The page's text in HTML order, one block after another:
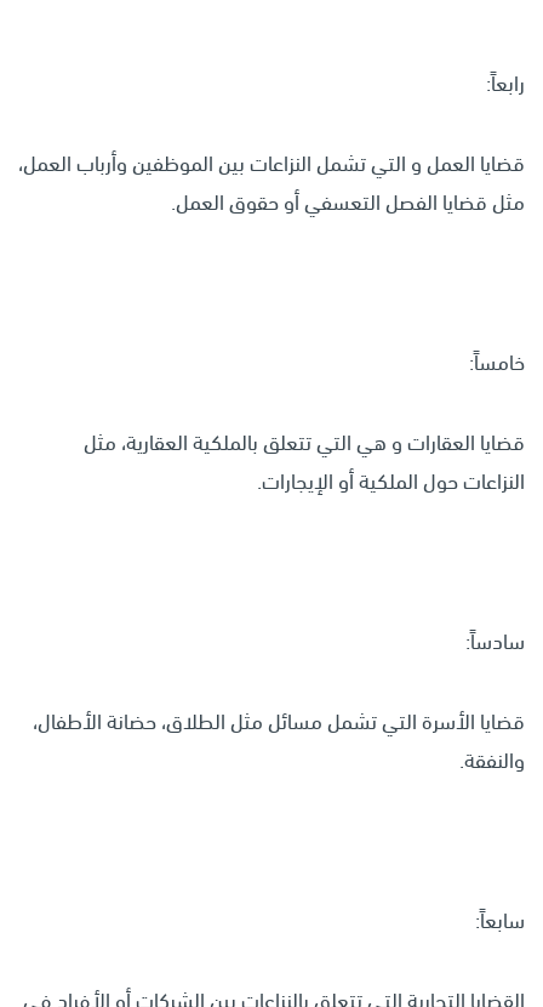
رابعاً:
قضايا العمل و التي تشمل النزاعات بين الموظفين وأرباب العمل،
مثل قضايا الفصل التعسفي أو حقوق العمل.
خامساً:
قضايا العقارات و هي التي تتعلق بالملكية العقارية، مثل
النزاعات حول الملكية أو الإيجارات.
سادساً:
قضايا الأسرة التي تشمل مسائل مثل الطلاق، حضانة الأطفال،
والنفقة.
سابعاً: